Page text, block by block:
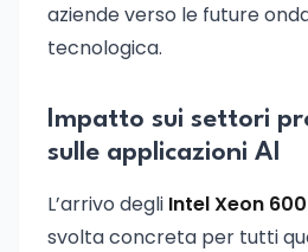
aziende verso le future
tecnologica.
Impatto sui settori
sulle applicazioni AI
L’arrivo degli Intel Xeon 600
svolta concreta per tutti